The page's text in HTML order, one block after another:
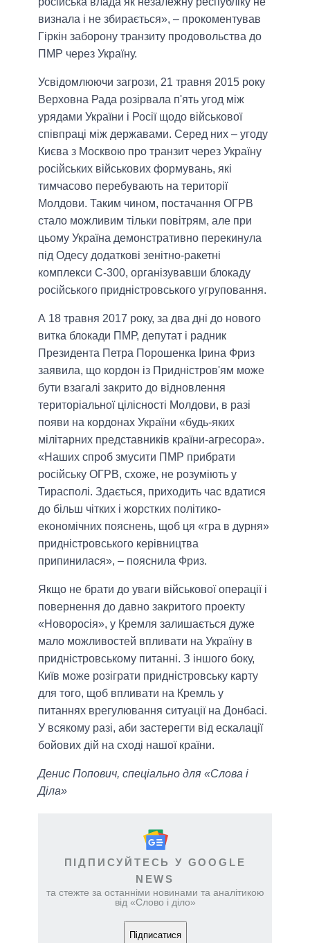
визнала і не збирається», – прокоментував
Гіркін заборону транзиту продовольства до
ПМР через Україну.
Усвідомлюючи загрози, 21 травня 2015 року
Верховна Рада розірвала п'ять угод між
урядами України і Росії щодо військової
співпраці між державами. Серед них – угоду
Києва з Москвою про транзит через Україну
російських військових формувань, які
тимчасово перебувають на території
Молдови. Таким чином, постачання ОГРВ
стало можливим тільки повітрям, але при
цьому Україна демонстративно перекинула
під Одесу додаткові зенітно-ракетні
комплекси С-300, організувавши блокаду
російського придністровського угруповання.
А 18 травня 2017 року, за два дні до нового
витка блокади ПМР, депутат і радник
Президента Петра Порошенка Ірина Фриз
заявила, що кордон із Придністров'ям може
бути взагалі закрито до відновлення
територіальної цілісності Молдови, в разі
появи на кордонах України «будь-яких
мілітарних представників країни-агресора».
«Наших спроб змусити ПМР прибрати
російську ОГРВ, схоже, не розуміють у
Тирасполі. Здається, приходить час вдатися
до більш чітких і жорстких політико-
економічних пояснень, щоб ця «гра в дурня»
придністровського керівництва
припинилася», – пояснила Фриз.
Якщо не брати до уваги військової операції і
повернення до давно закритого проекту
«Новоросія», у Кремля залишається дуже
мало можливостей впливати на Україну в
придністровському питанні. З іншого боку,
Київ може розіграти придністровську карту
для того, щоб впливати на Кремль у
питаннях врегулювання ситуації на Донбасі.
У всякому разі, аби застерегти від ескалації
бойових дій на сході нашої країни.
Денис Попович, спеціально для «Слова і
Діла»
ПІДПИСУЙТЕСЬ У GOOGLE
NEWS
та стежте за останніми новинами та аналітикою
від «Слово і діло»
Підписатися